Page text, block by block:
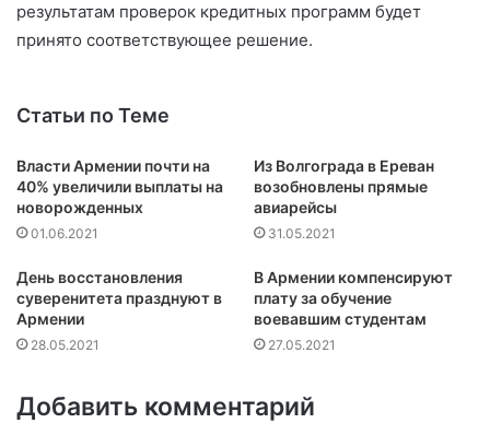
результатам проверок кредитных программ будет
принято соответствующее решение.
Статьи по Теме
Власти Армении почти на
40% увеличили выплаты на
новорожденных
01.06.2021
Из Волгограда в Ереван
возобновлены прямые
авиарейсы
31.05.2021
День восстановления
суверенитета празднуют в
Армении
28.05.2021
В Армении компенсируют
плату за обучение
воевавшим студентам
27.05.2021
Добавить комментарий